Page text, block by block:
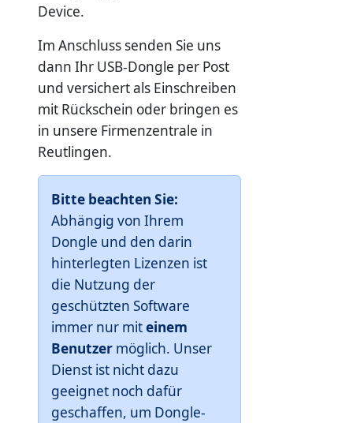
Device.
Im Anschluss senden Sie uns
dann Ihr USB-Dongle per Post
und versichert als Einschreiben
mit Rückschein oder bringen es
in unsere Firmenzentrale in
Reutlingen.
Bitte beachten Sie:
Abhängig von Ihrem
Dongle und den darin
hinterlegten Lizenzen ist
die Nutzung der
geschützten Software
immer nur miteinem
Benutzer möglich. Unser
Dienst ist nicht dazu
geeignet noch dafür
geschaffen, um Dongle-